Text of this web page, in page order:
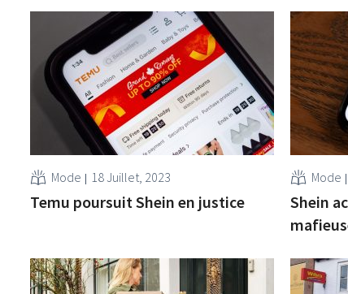
Mode 18 Juillet, 2023
Temu poursuit Shein en justice
Mode
Shein